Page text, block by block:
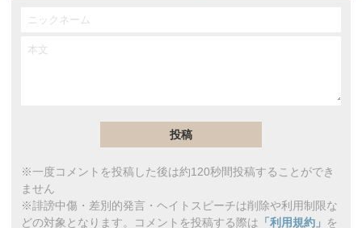
※一度コメントを投稿した後は約120秒間投稿することができ
ません
※誹謗中傷・差別的発言・ヘイトスピーチは削除や利用制限な
どの対象となります。コメントを投稿する際は 「利用規約」 を